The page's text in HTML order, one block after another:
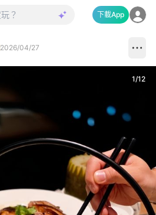
下載App
2026/04/27
1/12